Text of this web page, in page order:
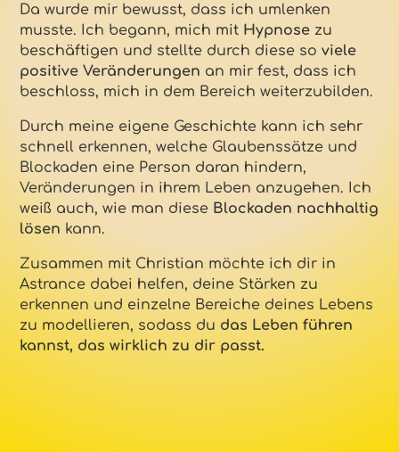
Da wurde mir bewusst, dass ich umlenken
musste. Ich begann, mich mit Hypnose zu
beschäftigen und stellte durch diese soviele
positive Veränderungen an mir fest, dass ich
beschloss, mich in dem Bereich weiterzubilden.
Durch meine eigene Geschichte kann ich sehr
schnell erkennen, welche Glaubenssätze und
Blockaden eine Person daran hindern,
Veränderungen in ihrem Leben anzugehen. Ich
weiß auch, wie man diese Blockaden nachhaltig
lösen kann.
Zusammen mit Christian möchte ich dir in
Astrance dabei helfen, deine Stärken zu
erkennen und einzelne Bereiche deines Lebens
zu modellieren, sodass du das Leben führen
kannst, das wirklich zu dir passt.